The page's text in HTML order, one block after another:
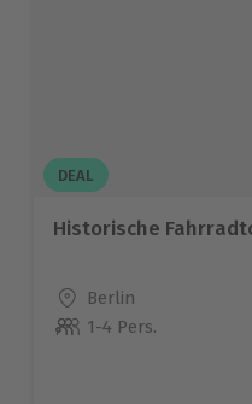
DEAL
Historische
Standort
Berlin
Anzahl der Teilnehmer
1-4 Pers.